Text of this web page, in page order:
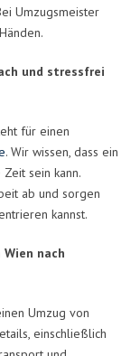
Umzugsmeister
und stressfrei
für einen
. Wir wissen, dass ein
sein kann.
ab und sorgen
kannst.
nach
Umzug von
einschließlich